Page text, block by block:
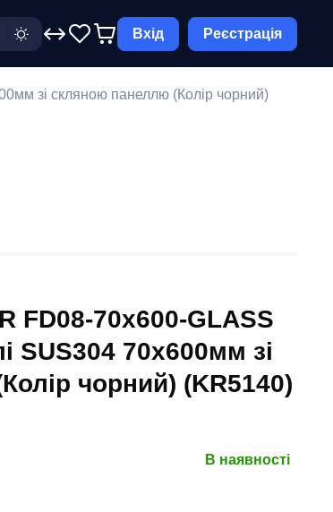
Вхід Реєстрація
зі скляною панеллю (Колір чорний)
FD08-70x600-GLASS
SUS304 70x600мм зі
чорний) (KR5140)
В наявності